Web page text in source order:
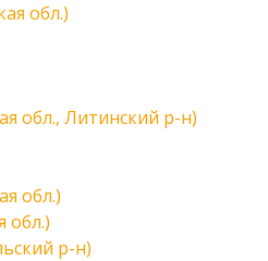
обл.)
обл., Литинский р-н)
обл.)
обл.)
р-н)